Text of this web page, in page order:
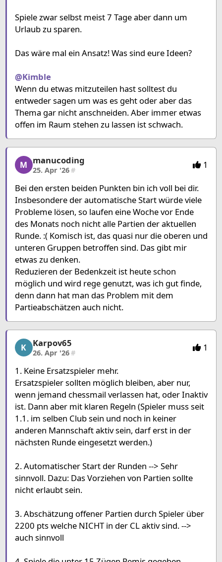
Spiele zwar selbst meist 7 Tage aber dann um
Urlaub zu sparen.
Das wäre mal ein Ansatz! Was sind eure Ideen?
@Kimble
Wenn du etwas mitzuteilen hast solltest du
entweder sagen um was es geht oder aber das
Thema gar nicht anschneiden. Aber immer etwas
offen im Raum stehen zu lassen ist schwach.
manucoding, 6/15, 25. Apr '26
M manucoding
25. Apr '26# 1
Bei den ersten beiden Punkten bin ich voll bei dir.
Insbesondere der automatische Start würde viele
Probleme lösen, so laufen eine Woche vor Ende
des Monats noch nicht alle Partien der aktuellen
Runde. :( Komisch ist, das quasi nur die oberen und
unteren Gruppen betroffen sind. Das gibt mir
etwas zu denken.
Reduzieren der Bedenkzeit ist heute schon
möglich und wird rege genutzt, was ich gut finde,
denn dann hat man das Problem mit dem
Partieabschätzen auch nicht.
Karpov65, 7/15, 26. Apr '26
K Karpov65
26. Apr '26# 1
1. Keine Ersatzspieler mehr.
Ersatzspieler sollten möglich bleiben, aber nur,
wenn jemand chessmail verlassen hat, oder Inaktiv
ist. Dann aber mit klaren Regeln (Spieler muss seit
1.1. im selben Club sein und noch in keiner
anderen Mannschaft aktiv sein, darf erst in der
nächsten Runde eingesetzt werden.)
2. Automatischer Start der Runden --> Sehr
sinnvoll. Dazu: Das Vorziehen von Partien sollte
nicht erlaubt sein.
3. Abschätzung offener Partien durch Spieler über
2200 pts welche NICHT in der CL aktiv sind. -->
auch sinnvoll